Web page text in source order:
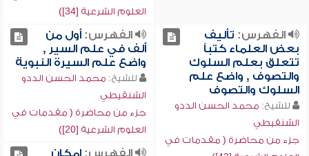
العلوم الشرعية [34])
الفهرس: تأليف
بعض العلماء كتباً
تتعلق بعلم السلوك
والتصوف , واضع علم
السلوك والتصوف
للشيخ: محمد الحسن الددو
الشنقيطي
جزء من محاضرة ( مقدمات في
الفهرس:أول من
ألف في علم السير ,
واضع علم السيرة النبوية
للشيخ: محمد الحسن الددو
الشنقيطي
جزء من محاضرة ( مقدمات في
العلوم الشرعية [20])
الفهرس:إمكان